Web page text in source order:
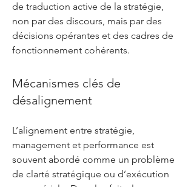
de traduction active de la stratégie,
non par des discours, mais par des
décisions opérantes et des cadres de
fonctionnement cohérents.
Mécanismes clés de
désalignement
L’alignement entre stratégie,
management et performance est
souvent abordé comme un problème
de clarté stratégique ou d’exécution